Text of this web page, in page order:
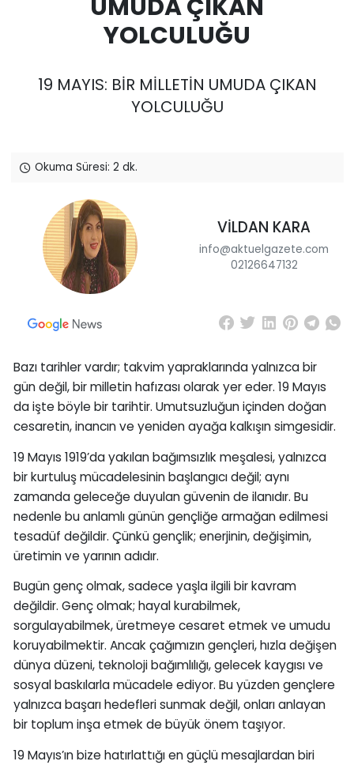
UMUDA ÇIKAN
YOLCULUĞU
19 MAYIS: BİR MİLLETİN UMUDA ÇIKAN
YOLCULUĞU
Okuma Süresi: 2 dk.
VİLDAN KARA
info@aktuelgazete.com
02126647132
Bazı tarihler vardır; takvim yapraklarında yalnızca bir
gün değil, bir milletin hafızası olarak yer eder. 19 Mayıs
da işte böyle bir tarihtir. Umutsuzluğun içinden doğan
cesaretin, inancın ve yeniden ayağa kalkışın simgesidir.
19 Mayıs 1919’da yakılan bağımsızlık meşalesi, yalnızca
bir kurtuluş mücadelesinin başlangıcı değil; aynı
zamanda geleceğe duyulan güvenin de ilanıdır. Bu
nedenle bu anlamlı günün gençliğe armağan edilmesi
tesadüf değildir. Çünkü gençlik; enerjinin, değişimin,
üretimin ve yarının adıdır.
Bugün genç olmak, sadece yaşla ilgili bir kavram
değildir. Genç olmak; hayal kurabilmek,
sorgulayabilmek, üretmeye cesaret etmek ve umudu
koruyabilmektir. Ancak çağımızın gençleri, hızla değişen
dünya düzeni, teknoloji bağımlılığı, gelecek kaygısı ve
sosyal baskılarla mücadele ediyor. Bu yüzden gençlere
yalnızca başarı hedefleri sunmak değil, onları anlayan
bir toplum inşa etmek de büyük önem taşıyor.
19 Mayıs’ın bize hatırlattığı en güçlü mesajlardan biri